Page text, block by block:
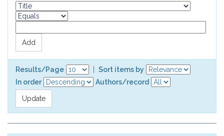
Results/Page
Sort items by
In order
Authors/record